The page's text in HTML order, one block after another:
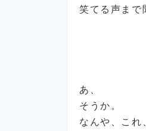
笑てる声まで
あ、
そうか。
なんや、これ